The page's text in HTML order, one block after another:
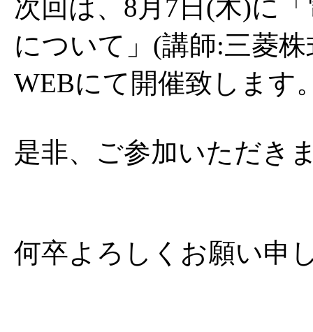
次回は、8月7日(木)に
について」(講師:三菱
WEBにて開催致します
是非、ご参加いただき
何卒よろしくお願い申